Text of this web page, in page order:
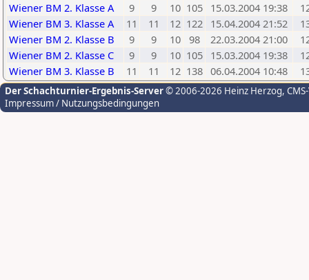
Wiener BM 2. Klasse A
9 9 10 105 15.03.2004 19:38
Wiener BM 3. Klasse A
11 11 12 122 15.04.2004 21:52
Wiener BM 2. Klasse B
9 9 10 98 22.03.2004 21:00
Wiener BM 2. Klasse C
9 9 10 105 15.03.2004 19:38
Wiener BM 3. Klasse B
11 11 12 138 06.04.2004 10:48
Der Schachturnier-Ergebnis-Server© 2006-2026 Heinz Herzog,
Impressum / Nutzungsbedingungen